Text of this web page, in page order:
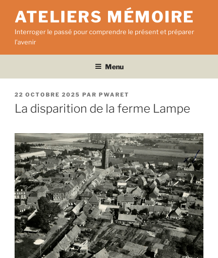
contenu
principal
ATELIERS MÉMOIRE
Interroger le passé pour comprendre le présent et préparer
l'avenir
Menu
PUBLIÉ
LE
22 OCTOBRE 2025 PAR PWARET
La disparition de la ferme Lampe